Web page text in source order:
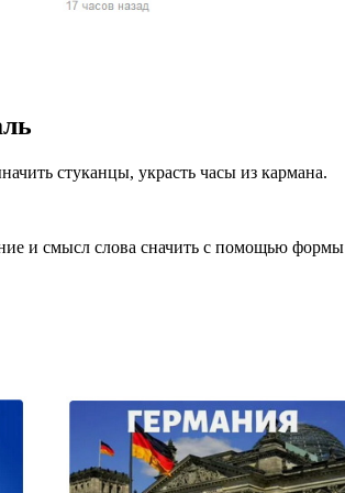
женщин и
страны),стуканцы, украсть часы из кармана.
и смысл слова сначить с помощью формы